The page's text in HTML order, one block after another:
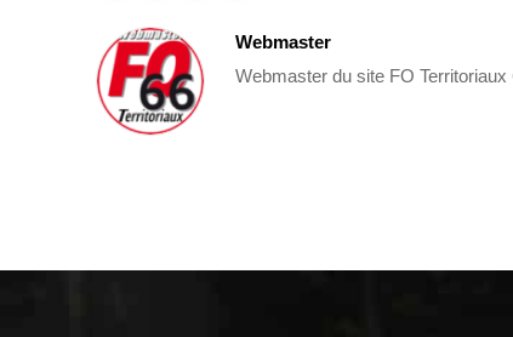
Webmaster
Webmaster du site FO Territoriaux